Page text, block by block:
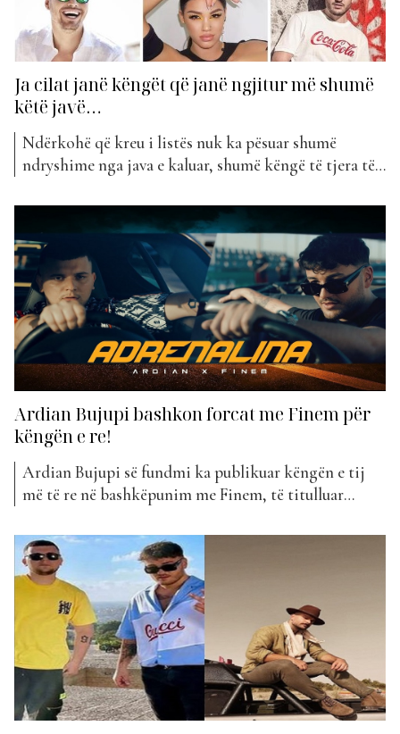
Ja cilat janë këngët që janë ngjitur më shumë
këtë javë…
Ndërkohë që kreu i listës nuk ka pësuar shumë
ndryshime nga java e kaluar, shumë këngë të tjera të
duke u ngjitur sa më lart në klasifikim. Projekti më i
ri nga Dafina Zeqiri i titulluar “Happy Birthday” ka
vetëm 2 javë...
Ardian Bujupi bashkon forcat me Finem për
këngën e re!
Ardian Bujupi së fundmi ka publikuar këngën e tij
më të re në bashkëpunim me Finem, të titulluar
marrë parasysh dy stilet kaq të ndryshme të artistëve.
Megjithatë, kjo ndërthurje e bëri këngën akoma dhe
më tërheqëse. Ardian Bujupi dhe më parë...